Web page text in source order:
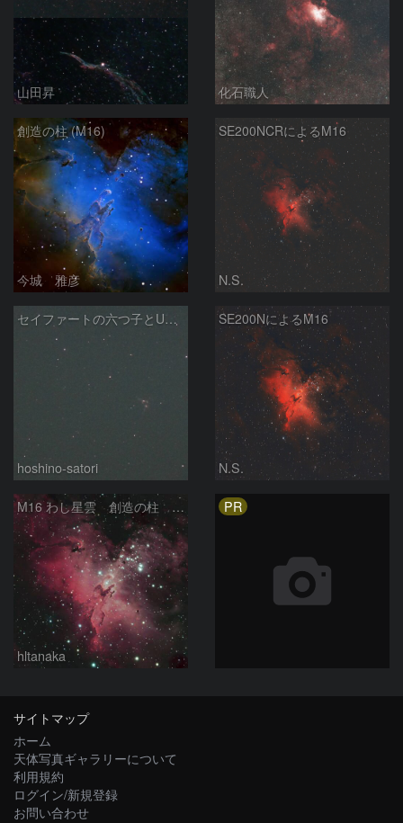
山田昇 化石職人
創造の柱 (M16)
今城 雅彦
SE200NCRによるM16
N.S.
セイファートの六つ子とUGC10127
hoshino-satori
SE200NによるM16
N.S.
M16 わし星雲 創造の柱 へび座
hltanaka
PR
サイトマップ
ホーム
天体写真ギャラリーについて
利用規約
ログイン/新規登録
お問い合わせ